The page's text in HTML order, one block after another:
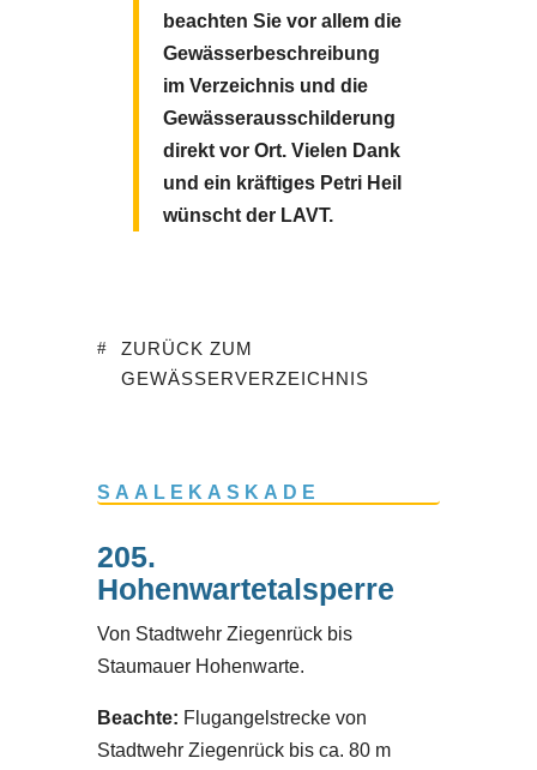
beachten Sie vor allem die
Gewässerbeschreibung
im Verzeichnis und die
Gewässerausschilderung
direkt vor Ort. Vielen Dank
und ein kräftiges Petri Heil
wünscht der LAVT.
ZURÜCK ZUM
GEWÄSSERVERZEICHNIS
SAALEKASKADE
205.
Hohenwartetalsperre
Von Stadtwehr Ziegenrück bis
Staumauer Hohenwarte.
Beachte: Flugangelstrecke von
Stadtwehr Ziegenrück bis ca. 80 m